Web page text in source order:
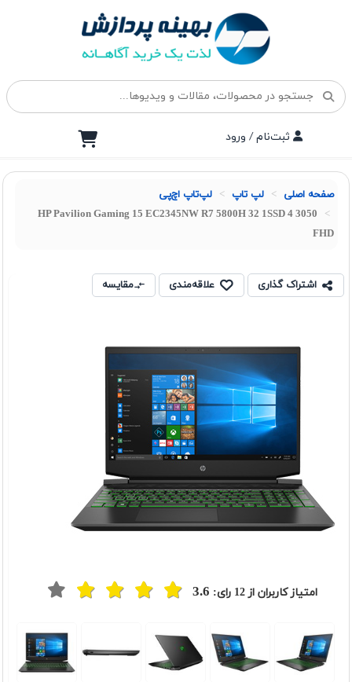
ثبت‌نام / ورود
صفحه اصلی لپ تاپ لپ‌تاپ اچ‌پی
HP Pavilion Gaming 15 EC2345NW R7 5800H 32 1SSD 4 3050
FHD
اشتراک گذاری علاقه‌مندی مقایسه
امتیاز کاربران از12 رای: 3.6